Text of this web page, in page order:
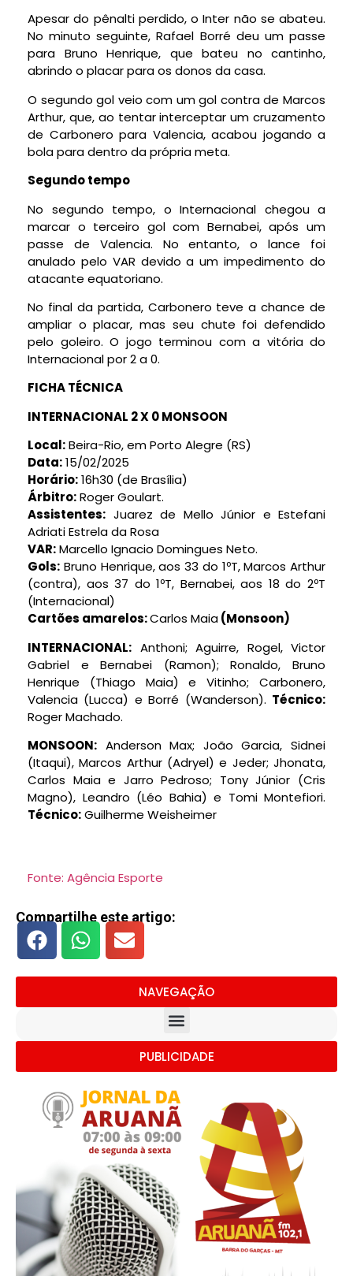
Apesar do pênalti perdido, o Inter não se abateu.
No minuto seguinte, Rafael Borré deu um passe
para Bruno Henrique, que bateu no cantinho,
abrindo o placar para os donos da casa.
O segundo gol veio com um gol contra de Marcos
Arthur, que, ao tentar interceptar um cruzamento
de Carbonero para Valencia, acabou jogando a
bola para dentro da própria meta.
Segundo tempo
No segundo tempo, o Internacional chegou a
marcar o terceiro gol com Bernabei, após um
passe de Valencia. No entanto, o lance foi
anulado pelo VAR devido a um impedimento do
atacante equatoriano.
No final da partida, Carbonero teve a chance de
ampliar o placar, mas seu chute foi defendido
pelo goleiro. O jogo terminou com a vitória do
Internacional por 2 a 0.
FICHA TÉCNICA
INTERNACIONAL 2 X 0 MONSOON
Local:Beira-Rio, em Porto Alegre (RS)
Data:15/02/2025
Horário:16h30 (de Brasília)
Árbitro:Roger Goulart.
Assistentes: Juarez de Mello Júnior e Estefani
Adriati Estrela da Rosa
VAR:Marcello Ignacio Domingues Neto.
Gols: Bruno Henrique, aos 33 do 1ºT, Marcos Arthur
(contra), aos 37 do 1ºT, Bernabei, aos 18 do 2ºT
(Internacional)
Cartões amarelos:Carlos Maia(Monsoon)
INTERNACIONAL: Anthoni; Aguirre, Rogel, Victor
Gabriel e Bernabei (Ramon); Ronaldo, Bruno
Henrique (Thiago Maia) e Vitinho; Carbonero,
Valencia (Lucca) e Borré (Wanderson). Técnico:
Roger Machado.
MONSOON: Anderson Max; João Garcia, Sidnei
(Itaqui), Marcos Arthur (Adryel) e Jeder; Jhonata,
Carlos Maia e Jarro Pedroso; Tony Júnior (Cris
Magno), Leandro (Léo Bahia) e Tomi Montefiori.
Técnico:Guilherme Weisheimer
Fonte: Agência Esporte
Compartilhe este artigo:
NAVEGAÇÃO
PUBLICIDADE